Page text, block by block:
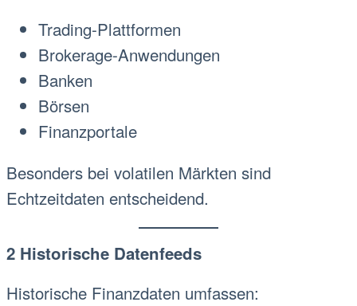
Trading-Plattformen
Brokerage-Anwendungen
Banken
Börsen
Finanzportale
Besonders bei volatilen Märkten sind
Echtzeitdaten entscheidend.
2 Historische Datenfeeds
Historische Finanzdaten umfassen: